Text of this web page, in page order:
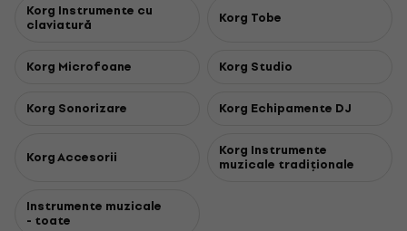
Korg Instrumente cu
claviatură Korg Tobe
Korg Microfoane Korg Studio
Korg Sonorizare Korg Echipamente DJ
Korg Accesorii Korg Instrumente
muzicale tradiționale
Instrumente muzicale
- toate